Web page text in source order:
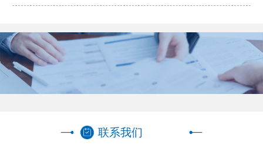
联系我们